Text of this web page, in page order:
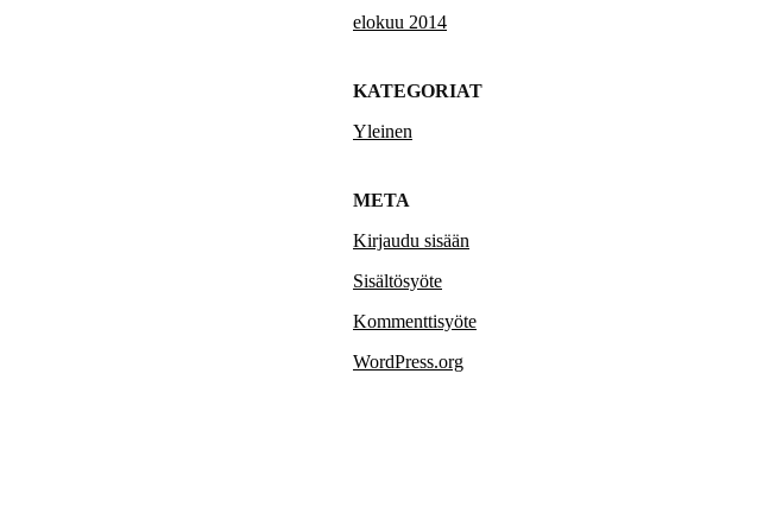
elokuu 2014
KATEGORIAT
Yleinen
META
Kirjaudu sisään
Sisältösyöte
Kommenttisyöte
WordPress.org